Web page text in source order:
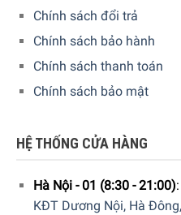
Chính sách đổi trả
Chính sách bảo hành
Chính sách thanh toán
Chính sách bảo mật
HỆ THỐNG CỬA HÀNG
Hà Nội - 01 (8:30 - 21:00):
KĐT Dương Nội, Hà